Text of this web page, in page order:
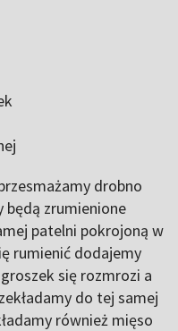
drobno
będą zrumienione
patelni pokrojoną w
rumienić dodajemy
się rozmrozi a
do tej samej
również mięso